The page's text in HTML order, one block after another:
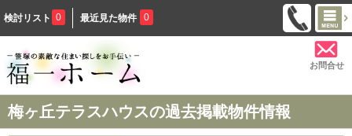
検討リスト 0 最近見た物件 0
お問合せ
梅ヶ丘テラスハウスの過去掲載物件情報